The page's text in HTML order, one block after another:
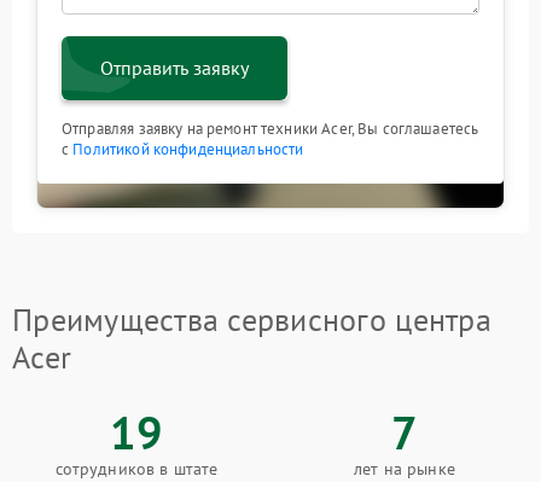
Отправить заявку
Отправляя заявку на ремонт техники Acer, Вы соглашаетесь
с Политикой конфиденциальности
Преимущества сервисного центра
Acer
19
сотрудников в штате
7
лет на рынке